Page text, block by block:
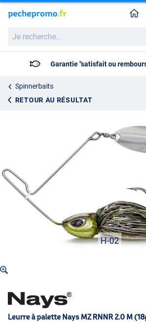
recherche...
Garantie "satisfait ou
Spinnerbaits
RETOUR AU RÉSULTAT
H-02
Leurre à palette Nays MZ RNNR 2.0 M